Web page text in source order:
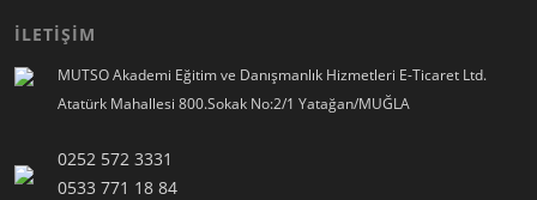
İLETİŞİM
MUTSO Akademi Eğitim ve Danışmanlık Hizmetleri E-Ticaret Ltd.
Atatürk Mahallesi 800.Sokak No:2/1 Yatağan/MUĞLA
0252 572 3331
0533 771 18 84